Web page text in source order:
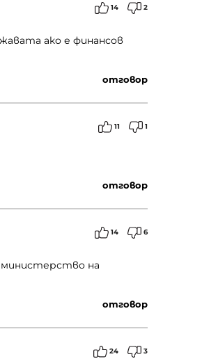
14 2
ако е финансов
отговор
11 1
отговор
14 6
на
отговор
24 3